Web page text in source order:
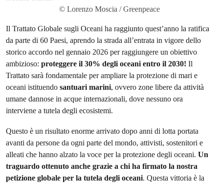
© Lorenzo Moscia / Greenpeace
Il Trattato Globale sugli Oceani ha raggiunto quest’anno la ratifica
da parte di 60 Paesi, aprendo la strada all’entrata in vigore dello
storico accordo nel gennaio 2026 per raggiungere un obiettivo
ambizioso: proteggere il 30% degli oceani entro il 2030! Il
Trattato sarà fondamentale per ampliare la protezione di mari e
oceani istituendo santuari marini, ovvero zone libere da attività
umane dannose in acque internazionali, dove nessuno ora
interviene a tutela degli ecosistemi.
Questo è un risultato enorme arrivato dopo anni di lotta portata
avanti da persone da ogni parte del mondo, attivisti, sostenitori e
alleati che hanno alzato la voce per la protezione degli oceani. Un
traguardo ottenuto anche grazie a chi ha firmato la nostra
petizione globale per la tutela degli oceani. Questa vittoria è la